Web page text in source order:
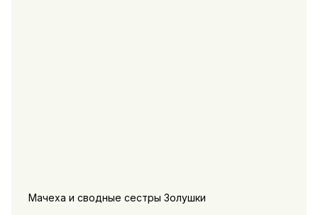
Мачеха и сводные сестры Золушки